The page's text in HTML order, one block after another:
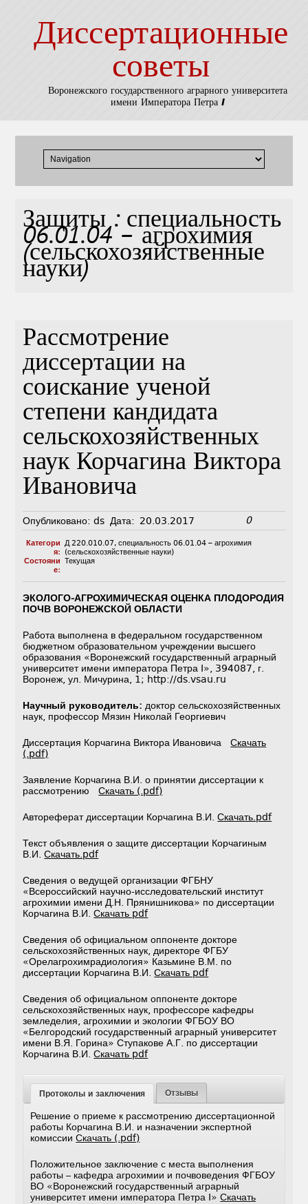
Диссертационные
советы
Воронежского государственного аграрного университета
имени Императора Петра I
Защиты : специальность
06.01.04 – агрохимия
(сельскохозяйственные
науки)
Рассмотрение
диссертации на
соискание ученой
степени кандидата
сельскохозяйственных
наук Корчагина Виктора
Ивановича
Опубликовано: ds Дата: 20.03.2017 0
Категори
я:
Д 220.010.07, специальность 06.01.04 – агрохимия
(сельскохозяйственные науки)
Состояни
е:
Текущая
ЭКОЛОГО-АГРОХИМИЧЕСКАЯ ОЦЕНКА ПЛОДОРОДИЯ
ПОЧВ ВОРОНЕЖСКОЙ ОБЛАСТИ
Работа выполнена в федеральном государственном
бюджетном образовательном учреждении высшего
образования «Воронежский государственный аграрный
университет имени императора Петра I», 394087, г.
Воронеж, ул. Мичурина, 1; http://ds.vsau.ru
Научный руководитель: доктор сельскохозяйственных
наук, профессор Мязин Николай Георгиевич
Диссертация Корчагина Виктора ИвановичаСкачать
(.pdf)
Заявление Корчагина В.И. о принятии диссертации к
рассмотрениюСкачать (.pdf)
Автореферат диссертации Корчагина В.И.Скачать.pdf
Текст объявления о защите диссертации Корчагиным
В.И.Скачать.pdf
Сведения о ведущей организации ФГБНУ
«Всероссийский научно-исследовательский институт
агрохимии имени Д.Н. Прянишникова» по диссертации
Корчагина В.И.Скачать pdf
Сведения об официальном оппоненте докторе
сельскохозяйственных наук, директоре ФГБУ
«Орелагрохимрадиология» Казьмине В.М. по
диссертации Корчагина В.И.Скачать pdf
Сведения об официальном оппоненте докторе
сельскохозяйственных наук, профессоре кафедры
земледелия, агрохимии и экологии ФГБОУ ВО
«Белгородский государственный аграрный университет
имени В.Я. Горина» Ступакове А.Г. по диссертации
Корчагина В.И.Скачать pdf
Протоколы и заключения Отзывы
Решение о приеме к рассмотрению диссертационной
работы Корчагина В.И. и назначении экспертной
комиссииСкачать (.pdf)
Положительное заключение с места выполнения
работы – кафедра агрохимии и почвоведения ФГБОУ
ВО «Воронежский государственный аграрный
университет имени императора Петра I»Скачать